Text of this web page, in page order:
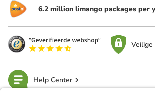
6.2 million limango packages per
Help Center